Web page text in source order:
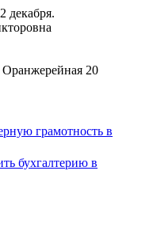
20
грамотность в
бухгалтерию в